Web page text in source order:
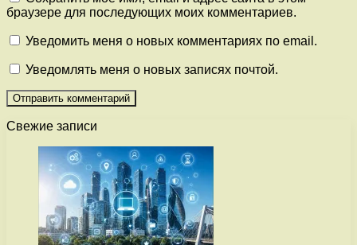
браузере для последующих моих комментариев.
Уведомить меня о новых комментариях по email.
Уведомлять меня о новых записях почтой.
Свежие записи